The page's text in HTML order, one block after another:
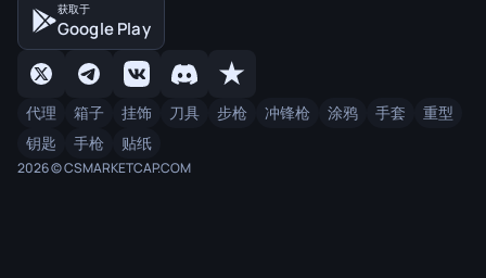
获取于
Google Play
代理 箱子 挂饰 刀具 步枪 冲锋枪 涂鸦 手套
重型
钥匙
手枪 贴纸
2026 © CSMARKETCAP.COM